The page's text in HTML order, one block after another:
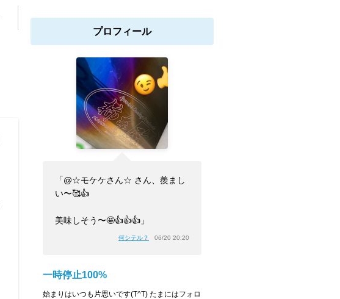
プロフィール
「@☆モケケさん☆ さん、羨まし
い〜🥰👍
美味しそう〜🤩👍👍👍」
何シテル？ 06/20 20:20
一時停止100%
始まりはいつも片思いです(T^T) たまにはフォロ